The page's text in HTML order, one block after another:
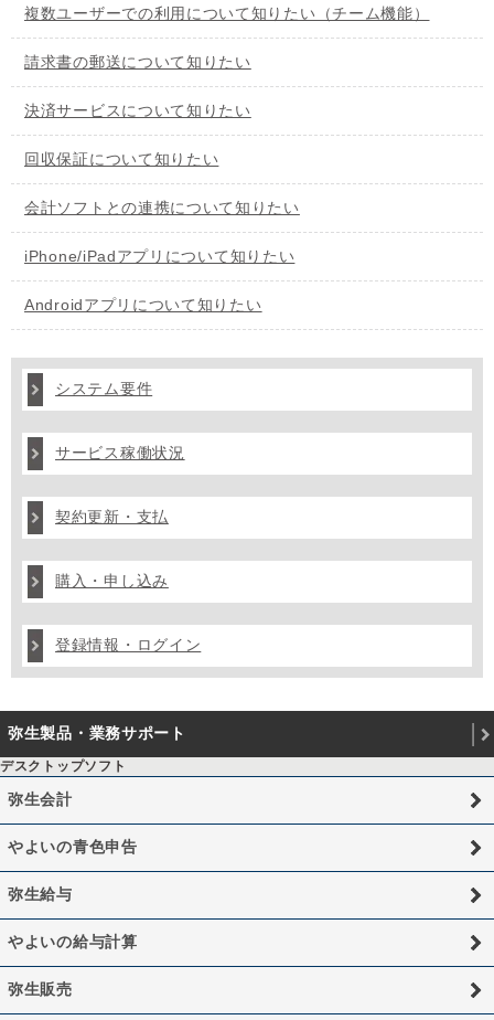
複数ユーザーでの利用について知りたい（チーム機能）
請求書の郵送について知りたい
決済サービスについて知りたい
回収保証について知りたい
会計ソフトとの連携について知りたい
iPhone/iPadアプリについて知りたい
Androidアプリについて知りたい
システム要件
サービス稼働状況
契約更新・支払
購入・申し込み
登録情報・ログイン
弥生製品・業務サポート
デスクトップソフト
弥生会計
やよいの青色申告
弥生給与
やよいの給与計算
弥生販売